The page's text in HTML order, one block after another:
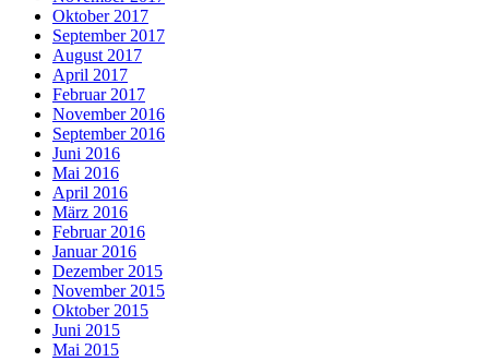
Oktober 2017
September 2017
August 2017
April 2017
Februar 2017
November 2016
September 2016
Juni 2016
Mai 2016
April 2016
März 2016
Februar 2016
Januar 2016
Dezember 2015
November 2015
Oktober 2015
Juni 2015
Mai 2015